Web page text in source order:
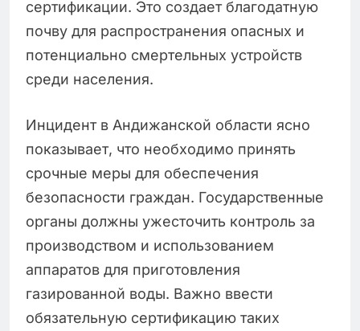
сертификации. Это создает благодатную
почву для распространения опасных и
потенциально смертельных устройств
среди населения.
Инцидент в Андижанской области ясно
показывает, что необходимо принять
срочные меры для обеспечения
безопасности граждан. Государственные
органы должны ужесточить контроль за
производством и использованием
аппаратов для приготовления
газированной воды. Важно ввести
обязательную сертификацию таких